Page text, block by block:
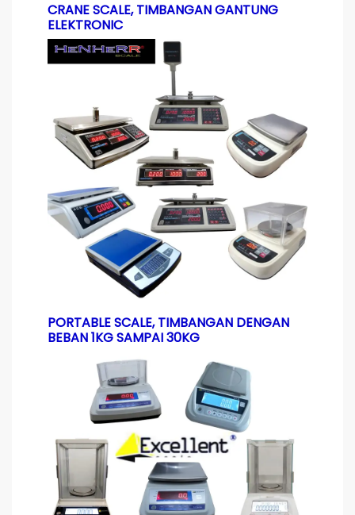
CRANE SCALE, TIMBANGAN GANTUNG
ELEKTRONIC
PORTABLE SCALE, TIMBANGAN DENGAN
BEBAN 1KG SAMPAI 30KG